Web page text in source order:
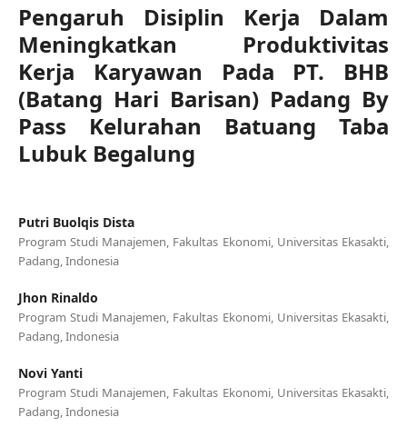
Pengaruh Disiplin Kerja Dalam
Meningkatkan Produktivitas
Kerja Karyawan Pada PT. BHB
(Batang Hari Barisan) Padang By
Pass Kelurahan Batuang Taba
Lubuk Begalung
Putri Buolqis Dista
Program Studi Manajemen, Fakultas Ekonomi, Universitas Ekasakti,
Padang, Indonesia
Jhon Rinaldo
Program Studi Manajemen, Fakultas Ekonomi, Universitas Ekasakti,
Padang, Indonesia
Novi Yanti
Program Studi Manajemen, Fakultas Ekonomi, Universitas Ekasakti,
Padang, Indonesia